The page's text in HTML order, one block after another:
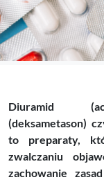
Diuramid
(deksametason)
to preparaty,
zwalczaniu
zachowanie